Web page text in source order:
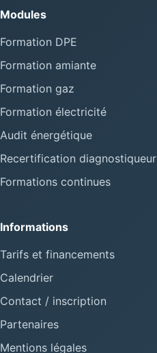
Modules
Formation DPE
Formation amiante
Formation gaz
Formation électricité
Audit énergétique
Recertification diagnostiqueur
Formations continues
Informations
Tarifs et financements
Calendrier
Contact / inscription
Partenaires
Mentions légales